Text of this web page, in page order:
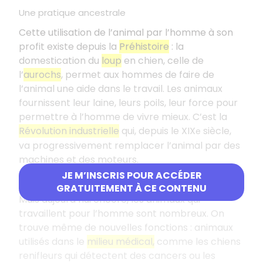
JE M’INSCRIS POUR ACCÉDER
GRATUITEMENT À CE CONTENU
Une pratique ancestrale
Cette utilisation de l’animal par l’homme à son
profit existe depuis la Préhistoire : la
domestication du loup en chien, celle de
l’aurochs, permet aux hommes de faire de
l’animal une aide dans le travail. Les animaux
fournissent leur laine, leurs poils, leur force pour
permettre à l’homme de vivre mieux. C’est la
Révolution industrielle qui, depuis le XIXe siècle,
va progressivement remplacer l’animal par des
machines et des moteurs.
Nouvelles fonctions contemporaines
Mais aujourd’hui encore, les animaux qui
travaillent pour l’homme sont nombreux. On
trouve même de nouvelles fonctions : animaux
utilisés dans le milieu médical, comme les chiens
renifleurs qui détectent des cancers ou les